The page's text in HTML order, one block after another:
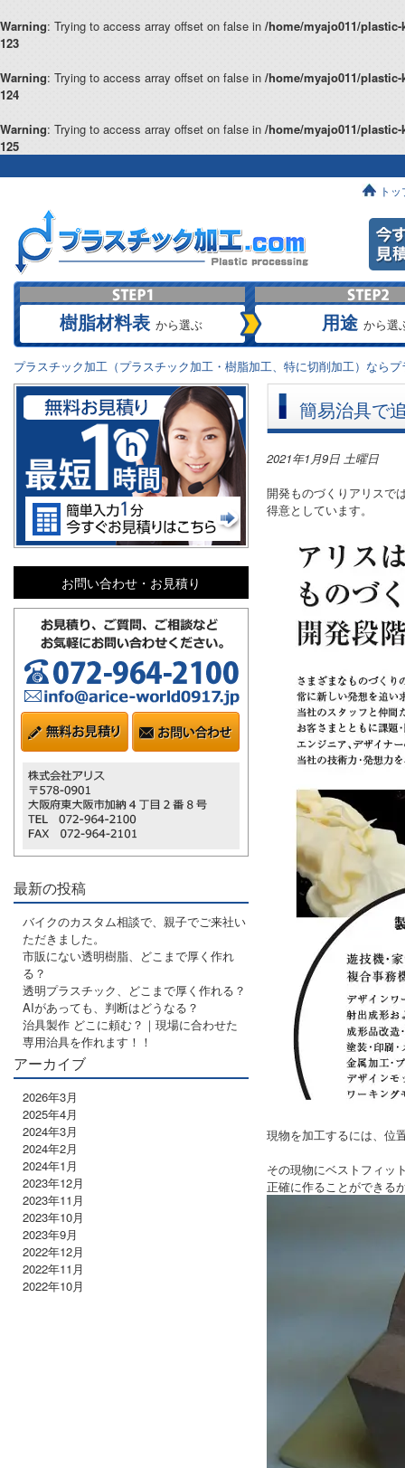
Warning: Trying to access array offset on false in /home/myajo011/
123
Warning: Trying to access array offset on false in /home/myajo011/
124
Warning: Trying to access array offset on false in /home/myajo011/
125
トッ
樹脂材料表 から選ぶ 用途 から選
プラスチック加工（プラスチック加工・樹脂加工、特に切削加工）なら
簡易治具で
2021年1月9日 土曜日
開発ものづくりアリスで
得意としています。
現物を加工するには、位
その現物にベストフィッ
正確に作ることができる
お問い合わせ・お見積り
最新の投稿
バイクのカスタム相談で、親子でご来社い
ただきました。
市販にない透明樹脂、どこまで厚く作れ
る？
透明プラスチック、どこまで厚く作れる？
AIがあっても、判断はどうなる？
治具製作 どこに頼む？｜現場に合わせた
専用治具を作れます！！
アーカイブ
2026年3月
2025年4月
2024年3月
2024年2月
2024年1月
2023年12月
2023年11月
2023年10月
2023年9月
2022年12月
2022年11月
2022年10月